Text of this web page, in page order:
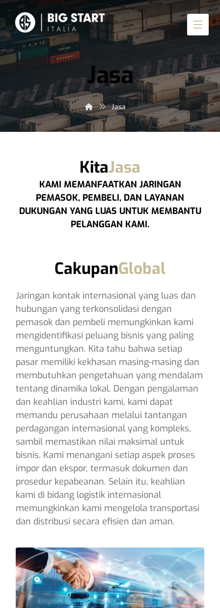
Jasa
Jasa
KitaJasa
KAMI MEMANFAATKAN JARINGAN
PEMASOK, PEMBELI, DAN LAYANAN
DUKUNGAN YANG LUAS UNTUK MEMBANTU
PELANGGAN KAMI.
CakupanGlobal
Jaringan kontak internasional yang luas dan
hubungan yang terkonsolidasi dengan
pemasok dan pembeli memungkinkan kami
mengidentifikasi peluang bisnis yang paling
menguntungkan. Kita tahu bahwa setiap
pasar memiliki kekhasan masing-masing dan
membutuhkan pengetahuan yang mendalam
tentang dinamika lokal. Dengan pengalaman
dan keahlian industri kami, kami dapat
memandu perusahaan melalui tantangan
perdagangan internasional yang kompleks,
sambil memastikan nilai maksimal untuk
bisnis. Kami menangani setiap aspek proses
impor dan ekspor, termasuk dokumen dan
prosedur kepabeanan. Selain itu, keahlian
kami di bidang logistik internasional
memungkinkan kami mengelola transportasi
dan distribusi secara efisien dan aman.